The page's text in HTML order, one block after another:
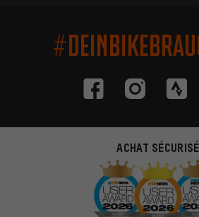
ACHAT SÉCURISÉ